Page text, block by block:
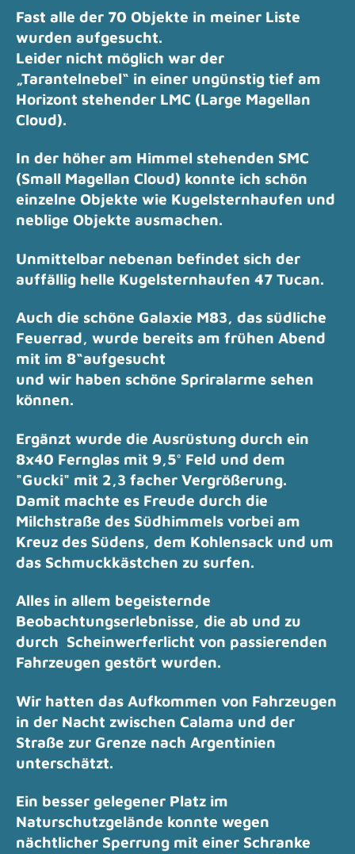
Fast alle der 70 Objekte in meiner Liste
wurden aufgesucht.
Leider nicht möglich war der
„Tarantelnebel“ in einer ungünstig tief am
Horizont stehender LMC (Large Magellan
Cloud).
In der höher am Himmel stehenden SMC
(Small Magellan Cloud) konnte ich schön
einzelne Objekte wie Kugelsternhaufen und
neblige Objekte ausmachen.
Unmittelbar nebenan befindet sich der
auffällig helle Kugelsternhaufen 47 Tucan.
Auch die schöne Galaxie M83, das südliche
Feuerrad, wurde bereits am frühen Abend
mit im 8“aufgesucht
und wir haben schöne Spriralarme sehen
können.
Ergänzt wurde die Ausrüstung durch ein
8x40 Fernglas mit 9,5° Feld und dem
"Gucki" mit 2,3 facher Vergrößerung.
Damit machte es Freude durch die
Milchstraße des Südhimmels vorbei am
Kreuz des Südens, dem Kohlensack und um
das Schmuckkästchen zu surfen.
Alles in allem begeisternde
Beobachtungserlebnisse, die ab und zu
durch Scheinwerferlicht von passierenden
Fahrzeugen gestört wurden.
Wir hatten das Aufkommen von Fahrzeugen
in der Nacht zwischen Calama und der
Straße zur Grenze nach Argentinien
unterschätzt.
Ein besser gelegener Platz im
Naturschutzgelände konnte wegen
nächtlicher Sperrung mit einer Schranke